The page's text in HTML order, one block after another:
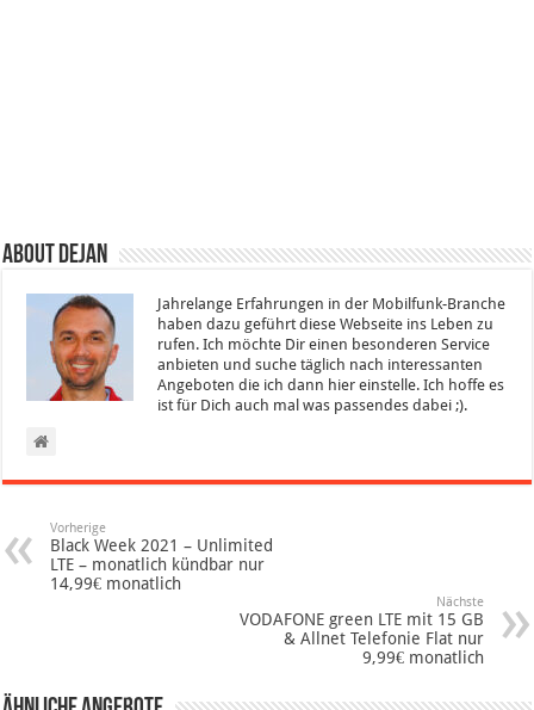
About Dejan
Jahrelange Erfahrungen in der Mobilfunk-Branche
haben dazu geführt diese Webseite ins Leben zu
rufen. Ich möchte Dir einen besonderen Service
anbieten und suche täglich nach interessanten
Angeboten die ich dann hier einstelle. Ich hoffe es
ist für Dich auch mal was passendes dabei ;).
Vorherige
Black Week 2021 – Unlimited
LTE – monatlich kündbar nur
14,99€ monatlich
Nächste
VODAFONE green LTE mit 15 GB
& Allnet Telefonie Flat nur
9,99€ monatlich